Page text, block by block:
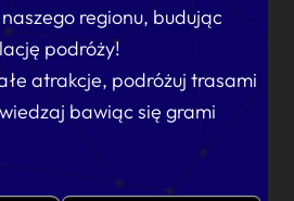
regionu, budując
podróży!
atrakcje, podróżuj trasami
bawiąc się grami